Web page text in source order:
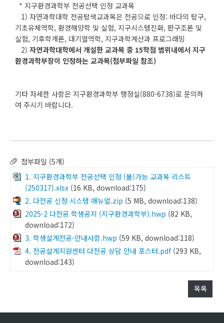
* 지구환경과학부 전공선택 인정 교과목
1) 자연과학대학 전공탐색교과목은 전공으로 인정: 바다의 탐구,
기초유체역학, 환경해양학 및 실험, 지구시스템진화, 판구조론 및
실험, 기후학개론, 대기열역학, 지구과학계산과 프로그래밍
2) 자연과학대학에서 개설한 교과목 중 15학점 범위내에서 지구
환경과학부장이 인정하는 교과목(첨부파일 참조)
기타 자세한 사항은 지구환경과학부 행정실(880-6738)로 문의하
여 주시기 바랍니다.
첨부파일 (5개)
1. 지구환경과학부 전공선택 인정 (불)가능 교과목 리스트
(250317).xlsx (16 KB, download:175)
2. 다전공 신청 시스템 매뉴얼.zip (5 MB, download:138)
2025-2 다전공 학생공지 (지구환경과학부).hwp (82 KB,
download:172)
3. 학생설계전공-안내사항.hwp (59 KB, download:118)
4. 전공설계지원센터 다전공 상담 안내 포스터.pdf (293 KB,
download:143)
목록